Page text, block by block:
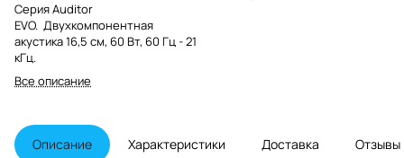
Серия Auditor
EVO. Двухкомпонентная
акустика 16,5 см, 60 Вт, 60 Гц - 21
кГц.
Все описание
Описание Характеристики Доставка Отзывы